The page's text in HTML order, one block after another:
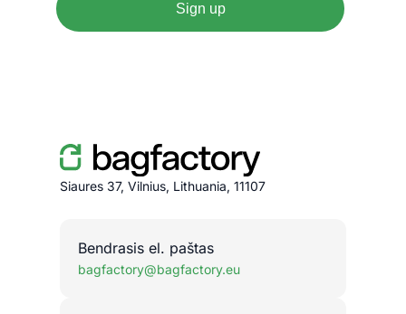
Sign up
Siaures 37, Vilnius, Lithuania, 11107
Bendrasis el. paštas
bagfactory@bagfactory.eu